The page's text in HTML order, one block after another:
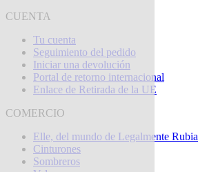
CUENTA
Tu cuenta
Seguimiento del pedido
Iniciar una devolución
Portal de retorno internacional
Enlace de Retirada de la UE
COMERCIO
Elle, del mundo de Legalmente Rubia
Cinturones
Sombreros